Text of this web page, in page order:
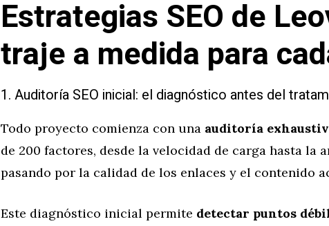
Estrategias SEO de
traje a medida para
1. Auditoría SEO inicial: el diagnóstico antes del
Todo proyecto comienza con una auditoría
de 200 factores, desde la velocidad de carga hasta la
pasando por la calidad de los enlaces y el contenido
Este diagnóstico inicial permite detectar puntos